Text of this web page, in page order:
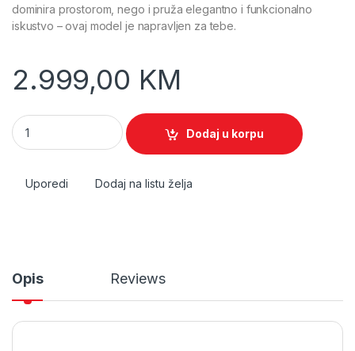
dominira prostorom, nego i pruža elegantno i funkcionalno
iskustvo – ovaj model je napravljen za tebe.
2.999,00 KM
Televizor Smart QLED 144Hz 4K UltraHD 100", Google TV
Dodaj u korpu
Uporedi Dodaj na listu želja
Opis Reviews